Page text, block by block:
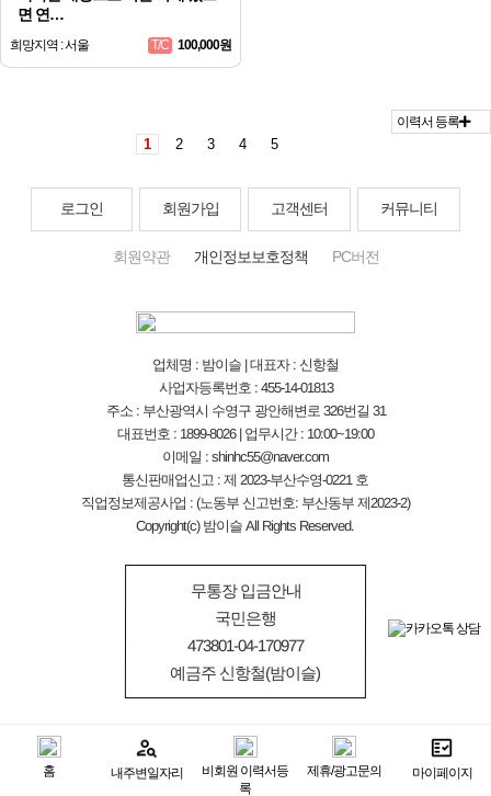
면 연…
희망지역 : 서울 T/C 100,000원
이력서 등록
1 2 3 4 5
로그인 회원가입 고객센터 커뮤니티
회원약관 개인정보보호정책 PC버전
업체명 : 밤이슬 | 대표자 : 신항철
사업자등록번호 : 455-14-01813
주소 : 부산광역시 수영구 광안해변로 326번길 31
대표번호 : 1899-8026 | 업무시간 : 10:00~19:00
이메일 : shinhc55@naver.com
통신판매업신고 : 제 2023-부산수영-0221 호
직업정보제공사업 : (노동부 신고번호: 부산동부 제2023-2)
Copyright(c) 밤이슬 All Rights Reserved.
무통장 입금안내
국민은행
473801-04-170977
예금주 신항철(밤이슬)
홈 내주변일자리
비회원 이력서등
록
제휴/광고문의 마이페이지